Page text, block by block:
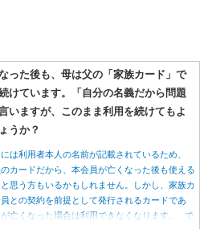
った後も、母は父の「家族カード」で
けています。「自分の名義だから問題
いますが、このまま利用を続けてもよ
うか？
は利用者本人の名前が記載されているため、
のカードだから、本会員が亡くなった後も使える
思う方もいるかもしれません。しかし、家族カ
との契約を前提として発行されるカードであ
が亡くなった場合は利用できなくなります。 で